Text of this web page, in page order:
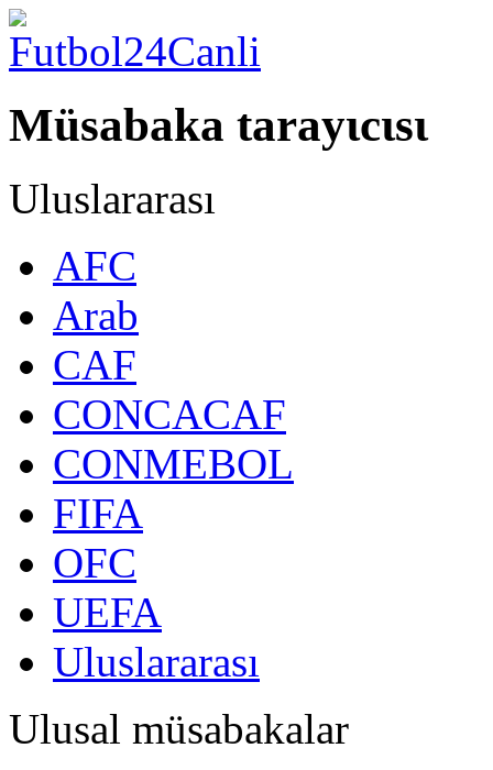
Müsabaka tarayιcιsι
Uluslararası
AFC
Arab
CAF
CONCACAF
CONMEBOL
FIFA
OFC
UEFA
Uluslararası
Ulusal müsabakalar